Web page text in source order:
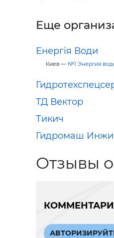
Еще
Енергія Води
Киев — №1 Энергия
ТД Вектор
Тикич
Гидромаш
Отзывы